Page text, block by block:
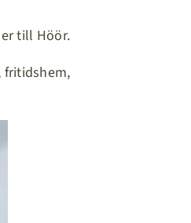
till Höör.
fritidshem,